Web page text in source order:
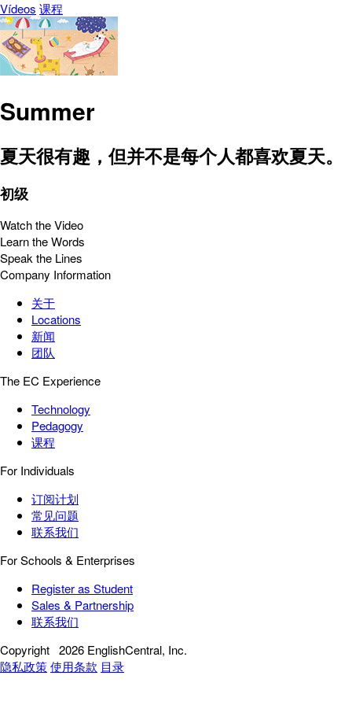
Vídeos 课程
Summer
夏天很有趣，但并不是每个人都喜欢夏天。
初级
Watch the Video
Learn the Words
Speak the Lines
Company Information
关于
Locations
新闻
团队
The EC Experience
Technology
Pedagogy
课程
For Individuals
订阅计划
常见问题
联系我们
For Schools & Enterprises
Register as Student
Sales & Partnership
联系我们
Copyright 2026 EnglishCentral, Inc.
隐私政策使用条款 目录